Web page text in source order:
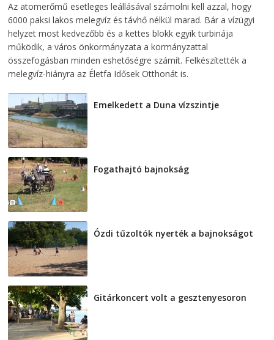
Az atomerőmű esetleges leállásával számolni kell azzal, hogy
6000 paksi lakos melegvíz és távhő nélkül marad. Bár a vízügyi
helyzet most kedvezőbb és a kettes blokk egyik turbinája
működik, a város önkormányzata a kormányzattal
összefogásban minden eshetőségre számít. Felkészítették a
melegvíz-hiányra az Életfa Idősek Otthonát is.
Emelkedett a Duna vízszintje
Fogathajtó bajnokság
Ózdi tűzoltók nyerték a bajnokságot
Gitárkoncert volt a gesztenyesoron